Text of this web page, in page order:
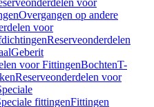
voor
Overgangen op andere
voor
Reserveonderdelen
Geberit
voor FittingenBochtenT-
Reserveonderdelen voor
fittingenFittingen